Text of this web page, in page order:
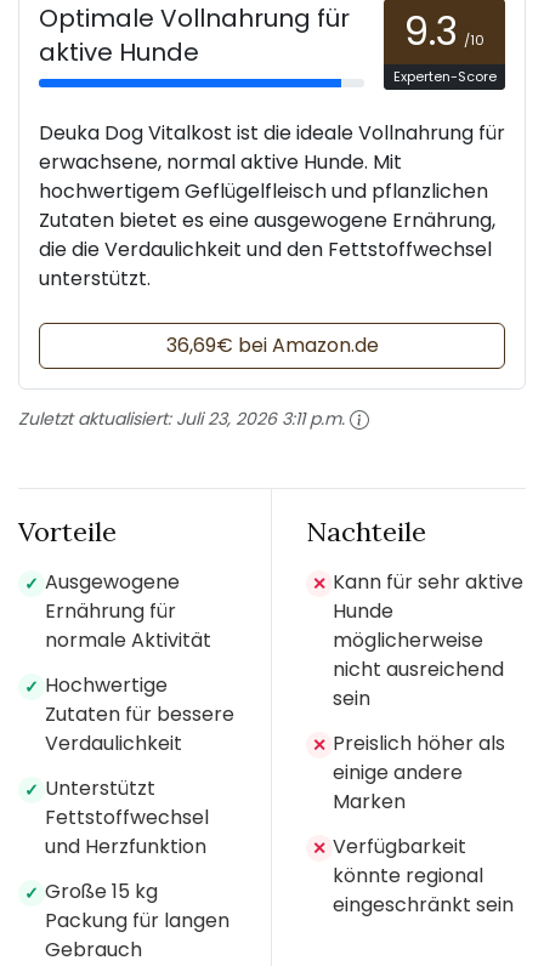
Optimale Vollnahrung für
aktive Hunde
9.3 /10
Experten-Score
Deuka Dog Vitalkost ist die ideale Vollnahrung für
erwachsene, normal aktive Hunde. Mit
hochwertigem Geflügelfleisch und pflanzlichen
Zutaten bietet es eine ausgewogene Ernährung,
die die Verdaulichkeit und den Fettstoffwechsel
unterstützt.
36,69€ bei Amazon.de
Zuletzt aktualisiert: Juli 23, 2026 3:11 p.m.
Vorteile
✓ Ausgewogene
Ernährung für
normale Aktivität
✓ Hochwertige
Zutaten für bessere
Verdaulichkeit
✓ Unterstützt
Fettstoffwechsel
und Herzfunktion
✓ Große 15 kg
Packung für langen
Gebrauch
Nachteile
✕ Kann für sehr aktive
Hunde
möglicherweise
nicht ausreichend
sein
✕ Preislich höher als
einige andere
Marken
✕ Verfügbarkeit
könnte regional
eingeschränkt sein